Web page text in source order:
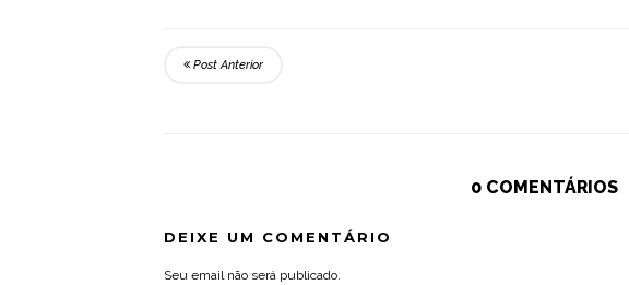
Post Anterior
0 COMENTÁRIOS
DEIXE UM COMENTÁRIO
Seu email não será publicado.